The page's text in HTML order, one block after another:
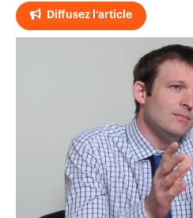
Diffusez l’article